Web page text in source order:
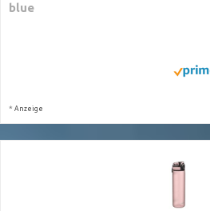
blue
* Anzeige